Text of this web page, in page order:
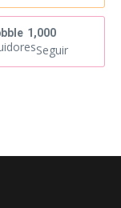
1,000
Seguir